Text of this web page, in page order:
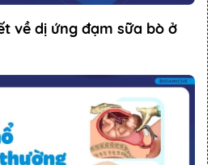
về dị ứng đạm sữa bò ở